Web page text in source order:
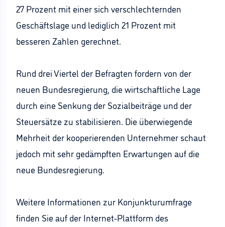
27 Prozent mit einer sich verschlechternden
Geschäftslage und lediglich 21 Prozent mit
besseren Zahlen gerechnet.
Rund drei Viertel der Befragten fordern von der
neuen Bundesregierung, die wirtschaftliche Lage
durch eine Senkung der Sozialbeiträge und der
Steuersätze zu stabilisieren. Die überwiegende
Mehrheit der kooperierenden Unternehmer schaut
jedoch mit sehr gedämpften Erwartungen auf die
neue Bundesregierung.
Weitere Informationen zur Konjunkturumfrage
finden Sie auf der Internet-Plattform des